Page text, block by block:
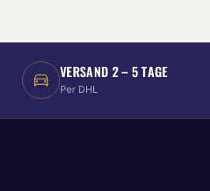
VERSAND 2 – 5 TAGE
Per DHL